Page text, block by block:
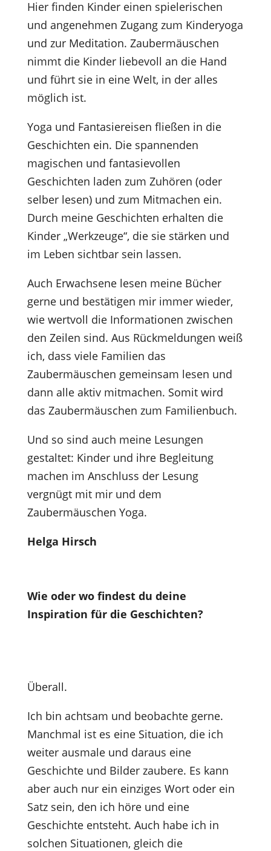
Hier finden Kinder einen spielerischen
und angenehmen Zugang zum Kinderyoga
und zur Meditation. Zaubermäuschen
nimmt die Kinder liebevoll an die Hand
und führt sie in eine Welt, in der alles
möglich ist.
Yoga und Fantasiereisen fließen in die
Geschichten ein. Die spannenden
magischen und fantasievollen
Geschichten laden zum Zuhören (oder
selber lesen) und zum Mitmachen ein.
Durch meine Geschichten erhalten die
Kinder „Werkzeuge“, die sie stärken und
im Leben sichtbar sein lassen.
Auch Erwachsene lesen meine Bücher
gerne und bestätigen mir immer wieder,
wie wertvoll die Informationen zwischen
den Zeilen sind. Aus Rückmeldungen weiß
ich, dass viele Familien das
Zaubermäuschen gemeinsam lesen und
dann alle aktiv mitmachen. Somit wird
das Zaubermäuschen zum Familienbuch.
Und so sind auch meine Lesungen
gestaltet: Kinder und ihre Begleitung
machen im Anschluss der Lesung
vergnügt mit mir und dem
Zaubermäuschen Yoga.
Helga Hirsch
Wie oder wo findest du deine
Inspiration für die Geschichten?
Überall.
Ich bin achtsam und beobachte gerne.
Manchmal ist es eine Situation, die ich
weiter ausmale und daraus eine
Geschichte und Bilder zaubere. Es kann
aber auch nur ein einziges Wort oder ein
Satz sein, den ich höre und eine
Geschichte entsteht. Auch habe ich in
solchen Situationen, gleich die